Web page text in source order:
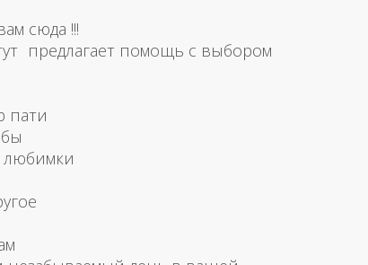
сюда !!!
предлагает помощь с выбором
пати
любимки